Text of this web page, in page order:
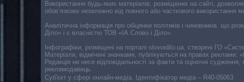
Cуб'єкт у сфері онлайн-медіа. Ідентифікатор медіа – R40-05063
Використання будь-яких матеріалів, розміщених на сайті,
обов’язкове незалежно від повного або часткового використання
Аналітична інформація про обіцянки політиків і чиновників, що
Діло» і є власністю ТОВ «ІА Слово і Діло».
Інфографіки, розміщені на порталі slovoidilo.ua, створені ГО
Матеріали, відмічені значками, публікуються на правах
Редакція не несе відповідальності за факти та оціночні
рекламодавець.